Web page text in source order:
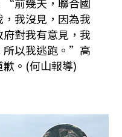
我沒見，因為我
對我有意見，我
所以我逃跑。”高
。(何山報導)